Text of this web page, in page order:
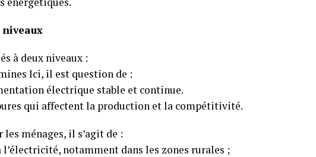
niveaux
à deux niveaux :
Ici, il est question de :
électrique stable et continue.
qui affectent la production et la compétitivité.
ménages, il s’agit de :
l’électricité, notamment dans les zones rurales ;